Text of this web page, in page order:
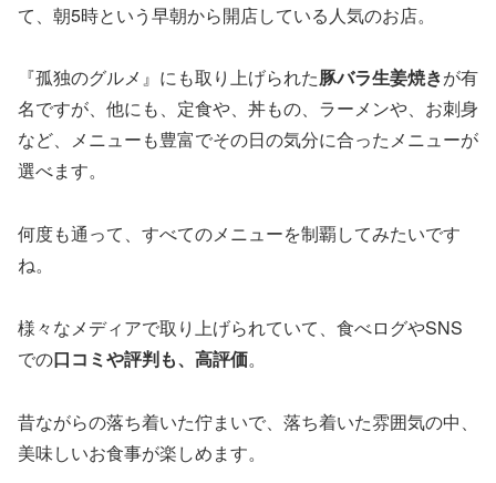
て、朝5時という早朝から開店している人気のお店。
『孤独のグルメ』にも取り上げられた豚バラ生姜焼きが有
名ですが、他にも、定食や、丼もの、ラーメンや、お刺身
など、メニューも豊富でその日の気分に合ったメニューが
選べます。
何度も通って、すべてのメニューを制覇してみたいです
ね。
様々なメディアで取り上げられていて、食べログやSNS
での口コミや評判も、高評価。
昔ながらの落ち着いた佇まいで、落ち着いた雰囲気の中、
美味しいお食事が楽しめます。